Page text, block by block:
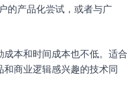
的产品化尝试，或者与广
本和时间成本也不低。适合
商业逻辑感兴趣的技术同